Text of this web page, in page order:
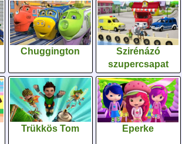
Chuggington
Szirénázó
szupercsapat
Trükkös Tom Eperke